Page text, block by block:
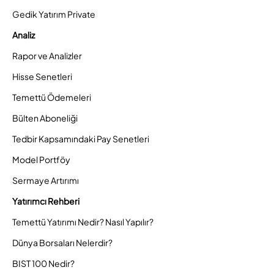
Gedik Yatırım Private
Analiz
Rapor ve Analizler
Hisse Senetleri
Temettü Ödemeleri
Bülten Aboneliği
Tedbir Kapsamındaki Pay Senetleri
Model Portföy
Sermaye Artırımı
Yatırımcı Rehberi
Temettü Yatırımı Nedir? Nasıl Yapılır?
Dünya Borsaları Nelerdir?
BIST 100 Nedir?